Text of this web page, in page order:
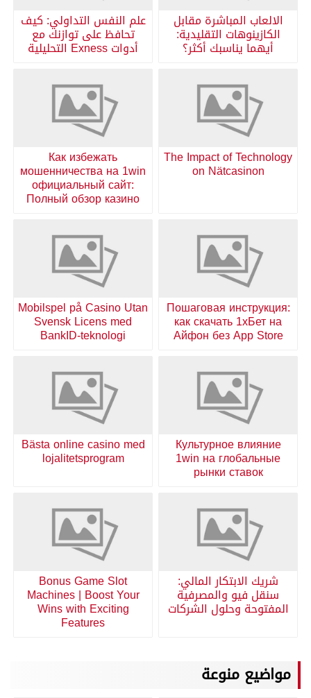
الالعاب المباشرة مقابل
الكازينوهات التقليدية:
أيهما يناسبك أكثر؟
علم النفس التداولي: كيف
تحافظ على توازنك مع
أدوات Exness التحليلية
The Impact of Technology
on Nätcasinon
Как избежать
мошенничества на 1win
официальный сайт:
Полный обзор казино
Пошаговая инструкция:
как скачать 1хБет на
Айфон без App Store
Mobilspel på Casino Utan
Svensk Licens med
BankID-teknologi
Культурное влияние
1win на глобальные
рынки ставок
Bästa online casino med
lojalitetsprogram
شريك الابتكار المالي:
سنقل فيو والمصرفية
المفتوحة وحلول الشركات
Bonus Game Slot
Machines | Boost Your
Wins with Exciting
Features
مواضيع منوعة